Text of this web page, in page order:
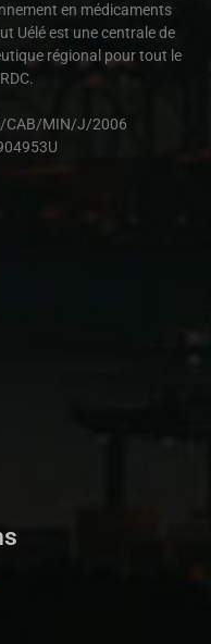
en médicaments
Uélé est une centrale de
régional pour tout le
CAB/MIN/J/2006